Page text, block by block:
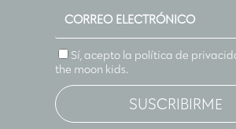
Sí, acepto la política de
the moon kids.
SUSCRIBIRME